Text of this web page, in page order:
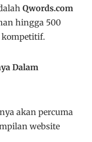
Qwords.com
hingga 500
kompetitif.
Dalam
akan percuma
website